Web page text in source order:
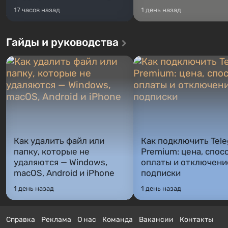
17 часов назад 1 день назад
Гайды и руководства
Как удалить файл или
папку, которые не
удаляются — Windows,
macOS, Android и iPhone
1 день назад
Как подключить
Premium: цена,
оплаты и
подписки
1 день назад
Справка Реклама О нас Команда Вакансии
Контакты